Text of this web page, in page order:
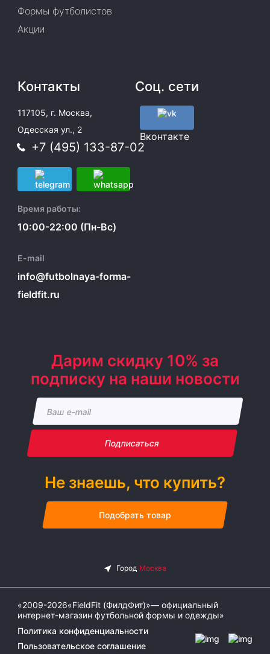
Формы футболистов
Акции
Контакты
117105, г. Москва,
Одесская ул., 2
+7 (495) 133-87-02
Время работы:
10:00-22:00 (Пн-Вс)
E-mail
info@futbolnaya-forma-
fieldfit.ru
Соц. сети
Вконтакте
Дарим скидку 10% за
подписку на наши новости
Подписаться
Не знаешь, что купить?
Подобрать товар
«2009-2026«FieldFit (ФилдФит)»— официальный
интернет-магазин футбольной формы и одежды»
Политика конфиденциальности
Пользовательское соглашение